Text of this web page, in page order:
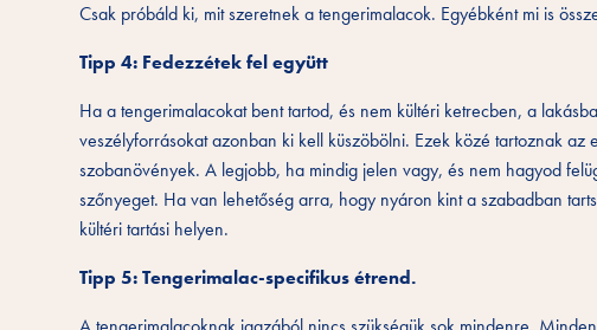
Csak próbáld ki, mit szeretnek a tengerimalacok. Egyébként mi is
Tipp 4: Fedezzétek fel együtt
Ha a tengerimalacokat bent tartod, és nem kültéri ketrecben, a
veszélyforrásokat azonban ki kell küszöbölni. Ezek közé tartoznak
szobanövények. A legjobb, ha mindig jelen vagy, és nem hagyod
szőnyeget. Ha van lehetőség arra, hogy nyáron kint a szabadban
kültéri tartási helyen.
Tipp 5: Tengerimalac-specifikus étrend.